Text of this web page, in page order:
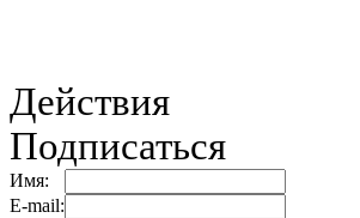
Действия
Подписаться
Имя:
E-mail: